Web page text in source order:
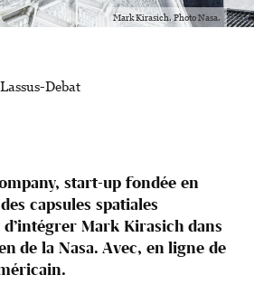
Mark Kirasich. Photo Nasa.
Debat
start-up fondée en
capsules spatiales
Mark Kirasich dans
de la Nasa. Avec, en ligne de